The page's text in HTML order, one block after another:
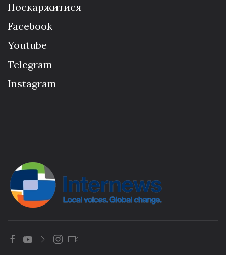
Поскаржитися
Facebook
Youtube
Telegram
Instagram